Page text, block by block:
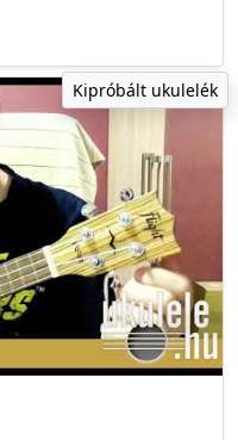
Kipróbált ukulelék